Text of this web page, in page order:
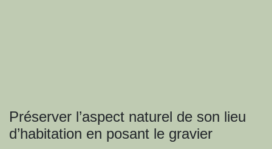
Préserver l’aspect naturel de son lieu
d’habitation en posant le gravier